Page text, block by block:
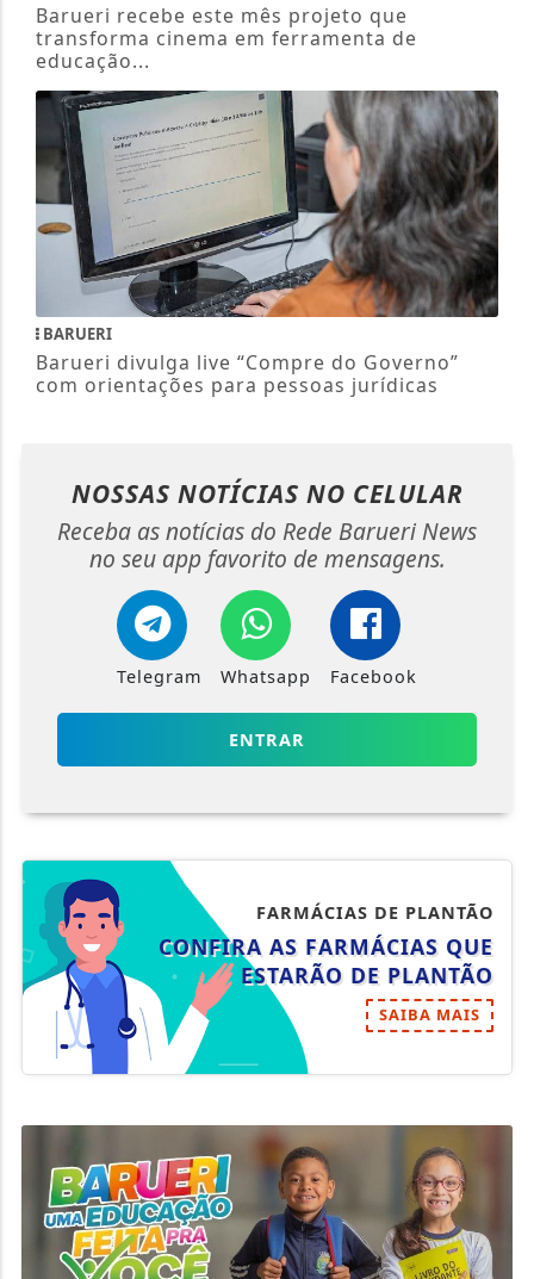
Barueri recebe este mês projeto que
transforma cinema em ferramenta de
educação...
BARUERI
Barueri divulga live “Compre do Governo”
com orientações para pessoas jurídicas
NOSSAS NOTÍCIAS NO CELULAR
Receba as notícias do Rede Barueri News
no seu app favorito de mensagens.
Telegram Whatsapp Facebook
ENTRAR
FARMÁCIAS DE PLANTÃO
CONFIRA AS FARMÁCIAS QUE
ESTARÃO DE PLANTÃO
SAIBA MAIS